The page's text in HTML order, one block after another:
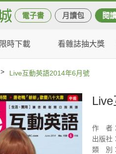
電子書 月讀包 閱
限時下載 看雜誌抽大獎
> Live互動英語2014年6月號
作 者：
出版社：
類
別：